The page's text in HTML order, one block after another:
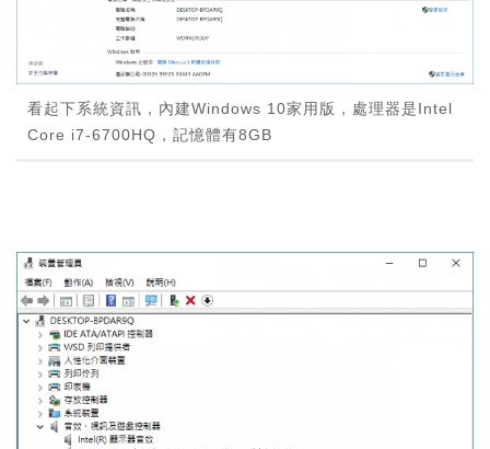
看起下系統資訊，內建Windows 10家用版，處理器是Intel
Core i7-6700HQ，記憶體有8GB